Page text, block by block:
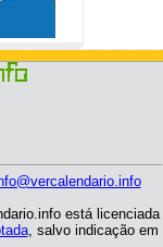
está licenciada
, salvo indicação em